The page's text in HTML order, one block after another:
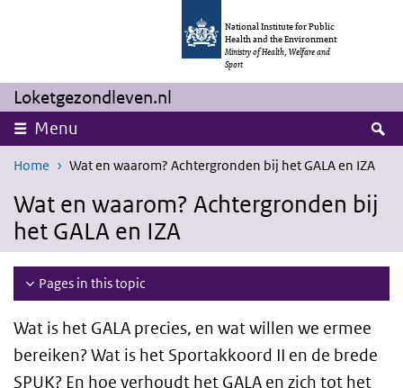
National Institute for Public
Health and the Environment
Ministry of Health, Welfare and
Sport
Loketgezondleven.nl
Menu
Home Wat en waarom? Achtergronden bij het GALA en IZA
Wat en waarom? Achtergronden bij
het GALA en IZA
Pages in this topic
Wat is het GALA precies, en wat willen we ermee
bereiken? Wat is het Sportakkoord II en de brede
SPUK? En hoe verhoudt het GALA en zich tot het